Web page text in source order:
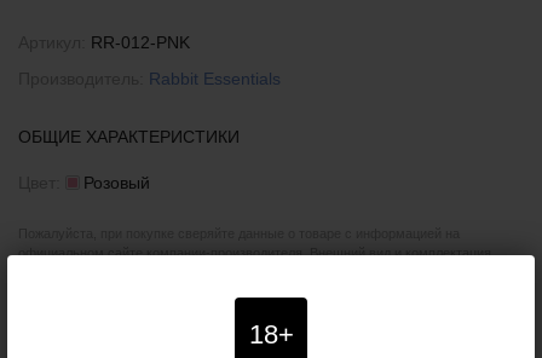
18+
RR-012-PNK
Rabbit Essentials
ОБЩИЕ ХАРАКТЕРИСТИКИ
Розовый
официальном сайте компании-производителя. Внешний вид и комплектация
возврата товаров